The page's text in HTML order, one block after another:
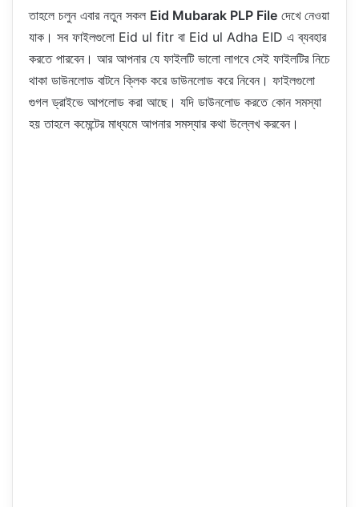
তাহলে চলুন এবার নতুন সকল Eid Mubarak PLP File দেখে নেওয়া
যাক। সব ফাইলগুলো Eid ul fitr বা Eid ul Adha EID এ ব্যবহার
করতে পারবেন। আর আপনার যে ফাইলটি ভালো লাগবে সেই ফাইলটির নিচে
থাকা ডাউনলোড বাটনে ক্লিক করে ডাউনলোড করে নিবেন। ফাইলগুলো
গুগল ড্রাইভে আপলোড করা আছে। যদি ডাউনলোড করতে কোন সমস্যা
হয় তাহলে কমেন্টের মাধ্যমে আপনার সমস্যার কথা উল্লেখ করবেন।